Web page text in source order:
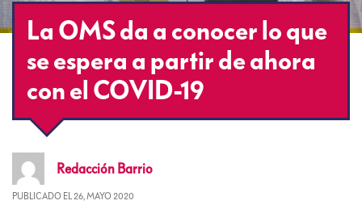
La OMS da a conocer lo que
se espera a partir de ahora
con el COVID-19
Redacción Barrio
PUBLICADO EL 26, MAYO 2020